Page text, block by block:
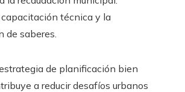
técnica y la
de saberes.
de planificación bien
a reducir desafíos urbanos